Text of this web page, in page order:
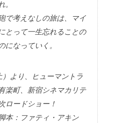
。
で考えなしの旅は、マイ
とって一生忘れることの
になっていく。
）より、ヒューマントラ
楽町、新宿シネマカリテ
ロードショー！
本：ファティ・アキン